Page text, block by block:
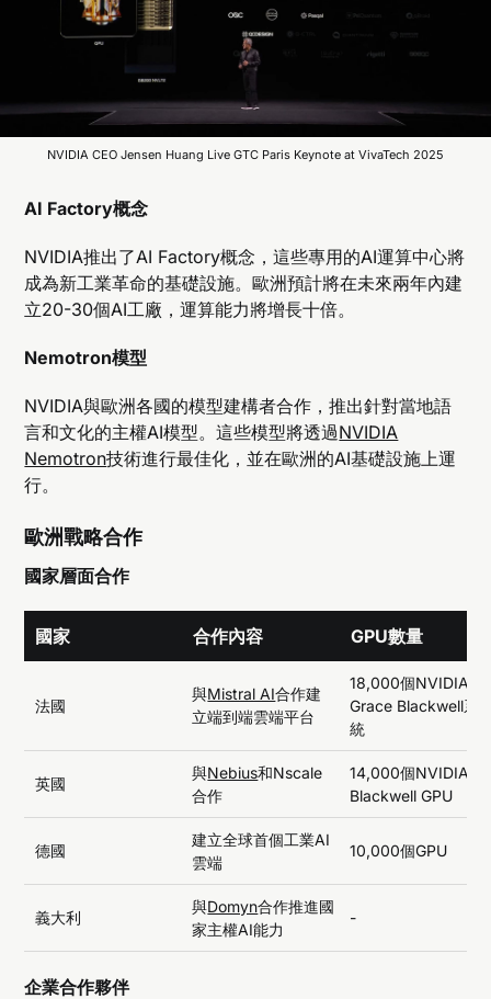
NVIDIA CEO Jensen Huang Live GTC Paris Keynote at VivaTech 2025
AI Factory概念
NVIDIA推出了AI Factory概念，這些專用的AI運算中心將
成為新工業革命的基礎設施。歐洲預計將在未來兩年內建
立20-30個AI工廠，運算能力將增長十倍。
Nemotron模型
NVIDIA與歐洲各國的模型建構者合作，推出針對當地語
言和文化的主權AI模型。這些模型將透過NVIDIA
Nemotron技術進行最佳化，並在歐洲的AI基礎設施上運
行。
歐洲戰略合作
國家層面合作
國家 合作內容 GPU數量
法國
與Mistral AI合作建
立端到端雲端平台
18,000個NVIDIA
Grace Blackwell系
統
英國
與Nebius和Nscale
合作
14,000個NVIDIA
Blackwell GPU
德國
建立全球首個工業AI
雲端
10,000個GPU
義大利
與Domyn合作推進國
家主權AI能力
-
企業合作夥伴